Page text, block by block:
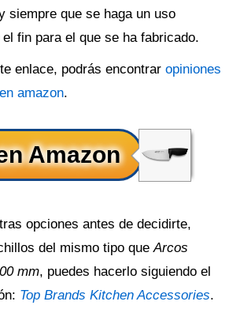
siempre que se haga un uso
fin para el que se ha fabricado.
enlace, podrás encontrar opiniones
amazon.
opciones antes de decidirte,
del mismo tipo queArcos
mm, puedes hacerlo siguiendo el
Top Brands Kitchen Accessories.